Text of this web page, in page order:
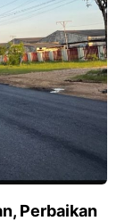
Perbaikan